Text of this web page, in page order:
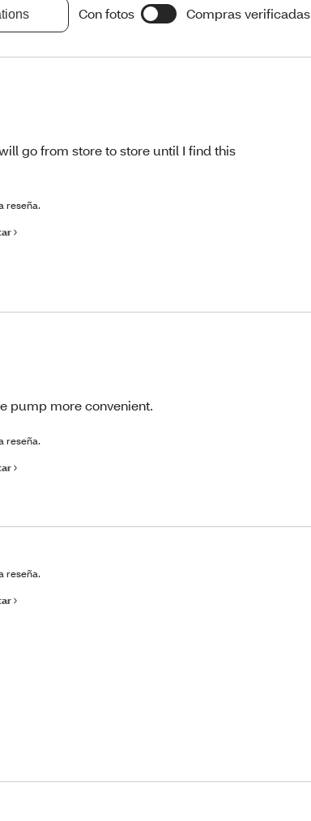
Con fotos Compras verificadas
go from store to store until I find this
reseña.
pump more convenient.
reseña.
reseña.